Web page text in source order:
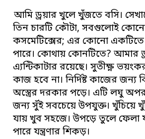
আমি ড্রয়ার খুলে খুঁজতে বসি।
তিন চারটি কৌটা, সবগুলোই
কসমেটিক্সের; এর কোনো
পারে। কোথায় কোনটিতে? আমার
এ্যন্টিকাটার রয়েছে। সুতীক্ষ্ণ
কাজ হবে না। নির্দিষ্ট কাজের জন্য
অস্ত্রের দরকার পড়ে। এটি লঘু
জন্য সুঁই সবচেয়ে উপযুক্ত। খুঁচিয়ে
যায় খুব সহজে। উপড়ে তুলে ফেলা
পারে যন্ত্রণার শিকড়।